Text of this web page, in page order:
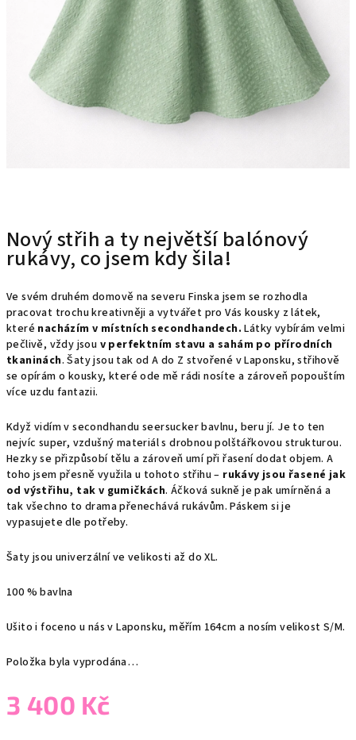
Nový střih a ty největší balónový
rukávy, co jsem kdy šila!
Ve svém druhém domově na severu Finska jsem se rozhodla
pracovat trochu kreativněji a vytvářet pro Vás kousky z látek,
které nacházím v místních secondhandech. Látky vybírám velmi
pečlivě, vždy jsou v perfektním stavu a sahám po přírodních
tkaninách. Šaty jsou tak od A do Z stvořené v Laponsku, střihově
se opírám o kousky, které ode mě rádi nosíte a zároveň popouštím
více uzdu fantazii.
Když vidím v secondhandu seersucker bavlnu, beru jí. Je to ten
nejvíc super, vzdušný materiál s drobnoupolštářkovou strukturou.
Hezky se přizpůsobí tělu a zároveň umí při řasení dodat objem. A
toho jsem přesně využila u tohoto střihu – rukávy jsou řasené jak
od výstřihu, tak v gumičkách. Áčková sukně je pak umírněná a
tak všechno to drama přenechává rukávům. Páskem si je
vypasujete dle potřeby.
Šaty jsou univerzální ve velikosti až do XL.
100 % bavlna
Ušito i foceno u nás v Laponsku, měřím 164cm a nosím velikost S/M.
Položka byla vyprodána…
3 400 Kč